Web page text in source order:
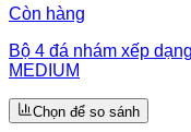
Còn hàng
Bộ 4 đá nhám xếp
MEDIUM
Chọn để so sánh